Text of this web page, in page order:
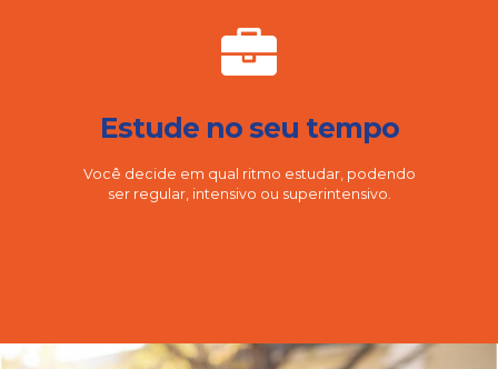
Estude no seu tempo
Você decide em qual ritmo estudar, podendo
ser regular, intensivo ou superintensivo.